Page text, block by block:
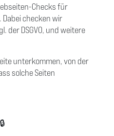
Checks für
checken wir
der DSGVO, und weitere
unterkommen, von der
solche Seiten
🔒